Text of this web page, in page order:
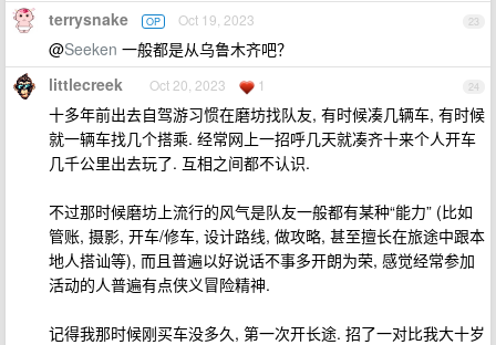
23
terrysnake OP Oct 19, 2023
@Seeken 一般都是从乌鲁木齐吧？
24
littlecreek Oct 20, 2023 1
十多年前出去自驾游习惯在磨坊找队友, 有时候凑几辆车, 有时候
就一辆车找几个搭乘. 经常网上一招呼几天就凑齐十来个人开车
几千公里出去玩了. 互相之间都不认识.
不过那时候磨坊上流行的风气是队友一般都有某种“能力” (比如
管账, 摄影, 开车/修车, 设计路线, 做攻略, 甚至擅长在旅途中跟本
地人搭讪等), 而且普遍以好说话不事多开朗为荣, 感觉经常参加
活动的人普遍有点侠义冒险精神.
记得我那时候刚买车没多久, 第一次开长途. 招了一对比我大十岁